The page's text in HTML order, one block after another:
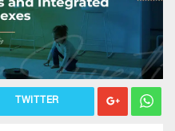
TWITTER